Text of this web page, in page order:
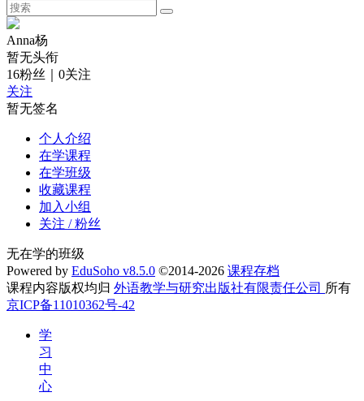
Anna杨
暂无头衔
16粉丝 0关注
关注
暂无签名
个人介绍
在学课程
在学班级
收藏课程
加入小组
关注 / 粉丝
无在学的班级
Powered by EduSoho v8.5.0 ©2014-2026 课程存档
课程内容版权均归 外语教学与研究出版社有限责任公司 所有
京ICP备11010362号-42
学
习
中
心